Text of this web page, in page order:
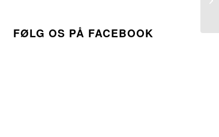
FØLG OS PÅ FACEBOOK